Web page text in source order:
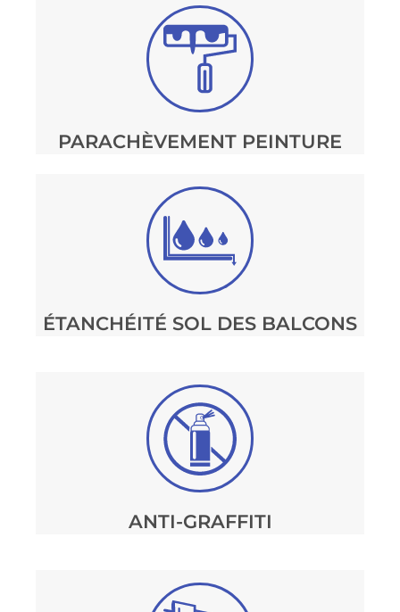
PARACHÈVEMENT PEINTURE
ÉTANCHÉITÉ SOL DES BALCONS
ANTI-GRAFFITI